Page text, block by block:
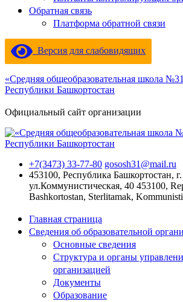
Обратная связь
Платформа обратной связи
Версия для слабовидящих
«Средняя общеобразовательная школа
Республики Башкортостан
Официальный сайт организации
+7(3473) 33-77-80 gososh31@mail.ru
453100, Республика Башкортостан,
ул.Коммунистическая, 40 453100,
Bashkortostan, Sterlitamak,
Главная страница
Сведения об образовательной
Основные сведения
Структура и органы
организацией
Документы
Образование